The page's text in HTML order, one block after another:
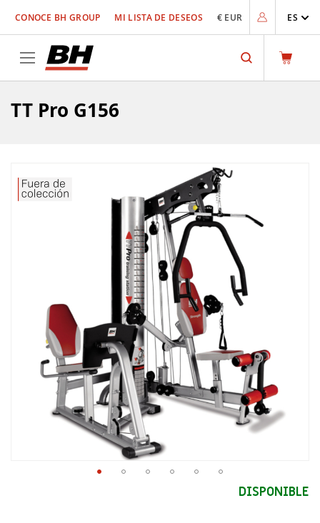
al
contenido
CONOCE BH GROUP MI LISTA DE DESEOS € EUR ES
Search
TT Pro G156
DISPONIBLE
final